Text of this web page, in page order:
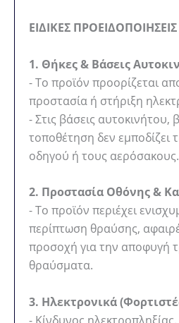
ΕΙΔΙΚΕΣ
1. Θήκες & Βάσεις
- Το προϊόν προορίζεται
προστασία ή στήριξη
- Στις βάσεις αυτοκινήτου,
τοποθέτηση δεν εμποδίζει
οδηγού ή τους αερόσακους.
2. Προστασία Οθόνης &
- Το προϊόν περιέχει
περίπτωση θραύσης,
προσοχή για την αποφυγή
θραύσματα.
3. Ηλεκτρονικά